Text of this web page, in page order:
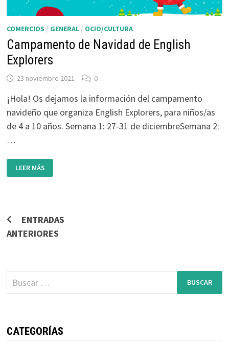
COMERCIOS / GENERAL/ OCIO/CULTURA
Campamento de Navidad de English
Explorers
23 noviembre 2021 0
¡Hola! Os dejamos la información del campamento
navideño que organiza English Explorers, para niños/as
de 4 a 10 años. Semana 1: 27-31 de diciembreSemana 2:
…
CAMPAMENTO
DE
NAVIDAD
LEER MÁS
Navegación
de
ENTRADAS
ANTERIORES
Buscar:
CATEGORÍAS